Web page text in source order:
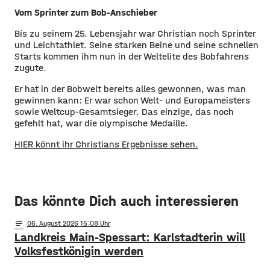
Vom Sprinter zum Bob-Anschieber
Bis zu seinem 25. Lebensjahr war Christian noch Sprinter
und Leichtathlet. Seine starken Beine und seine schnellen
Starts kommen ihm nun in der Weltelite des Bobfahrens
zugute.
Er hat in der Bobwelt bereits alles gewonnen, was man
gewinnen kann: Er war schon Welt- und Europameisters
sowie Weltcup-Gesamtsieger. Das einzige, das noch
gefehlt hat, war die olympische Medaille.
HIER könnt ihr Christians Ergebnisse sehen.
Das könnte Dich auch interessieren
notes 06. August 2026 15:08
Landkreis Main-Spessart: Karlstadterin will
Volksfestkönigin werden